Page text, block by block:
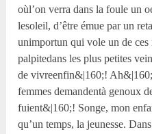
oùl’on verra dans la foule un
lesoleil, d’être émue par un
unimportun qui vole un de ces
palpitedans les plus petites
de vivreenfin&|160;!
femmes demandentà genoux
fuient&|160;! Songe, mon
qu’un temps, la jeunesse.